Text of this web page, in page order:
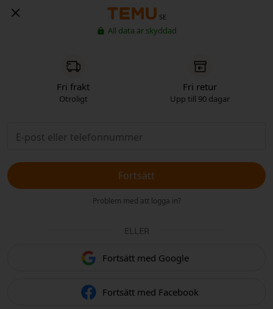
SE
All data är skyddad
Fri frakt
Otroligt
Fri retur
Upp till 90 dagar
Fortsätt
Problem med att logga in?
ELLER
Fortsätt med Google
Fortsätt med Facebook